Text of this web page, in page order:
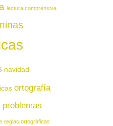
lectura comprensiva
navidad
ortografía
problemas
reglas ortográficas